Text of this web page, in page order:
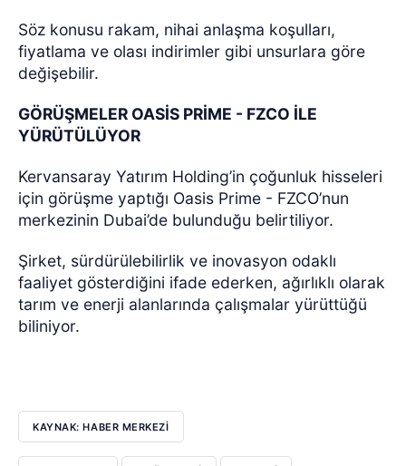
Söz konusu rakam, nihai anlaşma koşulları,
fiyatlama ve olası indirimler gibi unsurlara göre
değişebilir.
GÖRÜŞMELER OASİS PRİME - FZCO İLE
YÜRÜTÜLÜYOR
Kervansaray Yatırım Holding’in çoğunluk hisseleri
için görüşme yaptığı Oasis Prime - FZCO’nun
merkezinin Dubai’de bulunduğu belirtiliyor.
Şirket, sürdürülebilirlik ve inovasyon odaklı
faaliyet gösterdiğini ifade ederken, ağırlıklı olarak
tarım ve enerji alanlarında çalışmalar yürüttüğü
biliniyor.
KAYNAK: HABER MERKEZİ